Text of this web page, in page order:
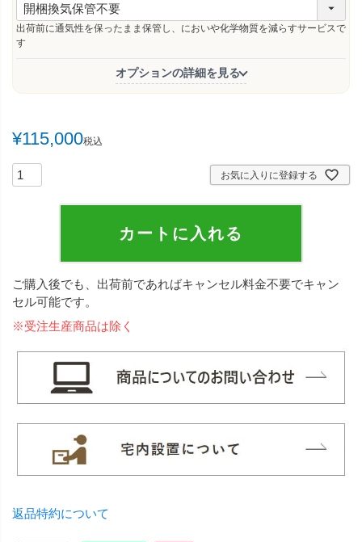
須
出荷前に通気性を保ったまま保管し、においや化学物質を減らすサービスで
す
オプションの詳細を見る
¥115,000税込
お気に入りに登録する
カートに入れる
ご購入後でも、出荷前であればキャンセル料金不要でキャン
セル可能です。
※受注生産商品は除く
返品特約について